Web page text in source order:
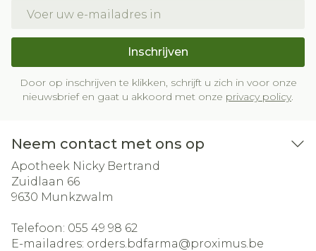
Inschrijven
Door op inschrijven te klikken, schrijft u zich in voor onze
nieuwsbrief en gaat u akkoord met onze privacy policy.
Neem contact met ons op
Apotheek Nicky Bertrand
Zuidlaan 66
9630 Munkzwalm
Telefoon: 055 49 98 62
E-mailadres: orders.bdfarma@proximus.be